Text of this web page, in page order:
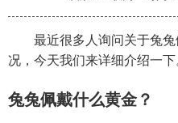
最近很多人询问关于兔
况，今天我们来详细介绍一下
兔兔佩戴什么黄金？